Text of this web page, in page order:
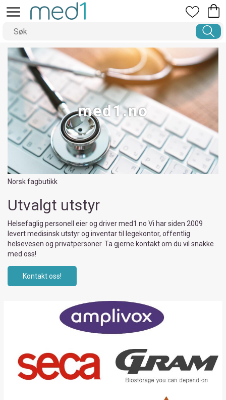
med1.no
Norsk fagbutikk
Utvalgt utstyr
Helsefaglig personell eier og driver med1.no Vi har siden 2009
levert medisinsk utstyr og inventar til legekontor, offentlig
helsevesen og privatpersoner. Ta gjerne kontakt om du vil snakke
med oss!
Kontakt oss!